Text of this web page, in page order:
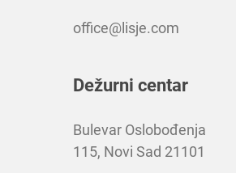
office@lisje.com
Dežurni centar
Bulevar Oslobođenja
115, Novi Sad 21101